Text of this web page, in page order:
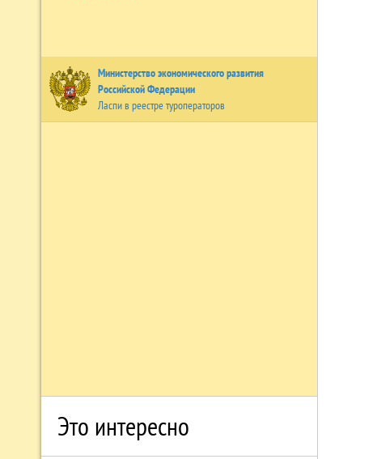
Министерство экономического развития
Российской Федерации
Ласпи в реестре туроператоров
Это интересно